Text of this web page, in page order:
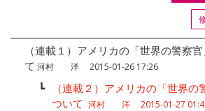
（連載１）アメリカの「世界の警察
て 河村 洋 2015-01-26 17:26
┗
（連載２）アメリカの「世界
ついて 河村 洋 2015-01-27